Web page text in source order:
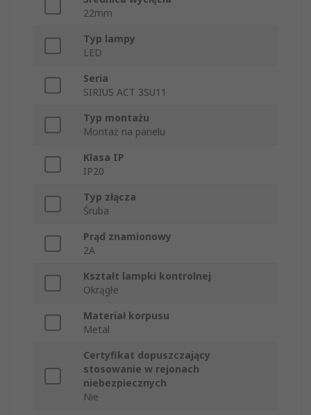
22mm
Typ lampy
LED
Seria
SIRIUS ACT 3SU11
Typ montażu
Montaż na panelu
Klasa IP
IP20
Typ złącza
Śruba
Prąd znamionowy
2A
Kształt lampki kontrolnej
Okrągłe
Materiał korpusu
Metal
Certyfikat dopuszczający
stosowanie w rejonach
niebezpiecznych
Nie